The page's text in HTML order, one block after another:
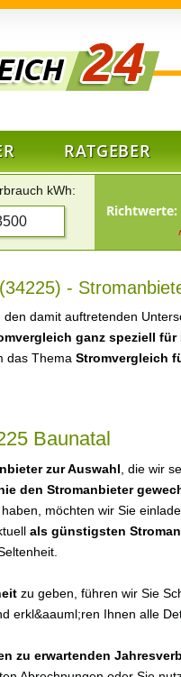
RATGEBER
kWh:
Richtwerte:
-
den damit auftretenden
ganz speziell für
das Thema Stromvergleich
Baunatal
zur Auswahl , die wir
den Stromanbieter
möchten wir Sie
als günstigsten
zu geben, führen wir Sie
erkl&aauml;ren Ihnen alle
zu erwartenden